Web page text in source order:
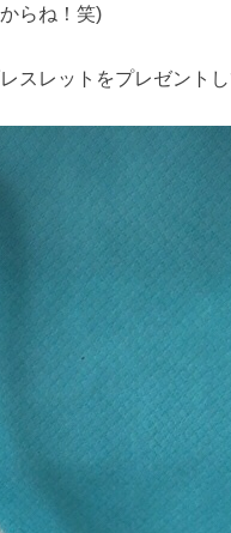
らね！笑)
スレットをプレゼントし